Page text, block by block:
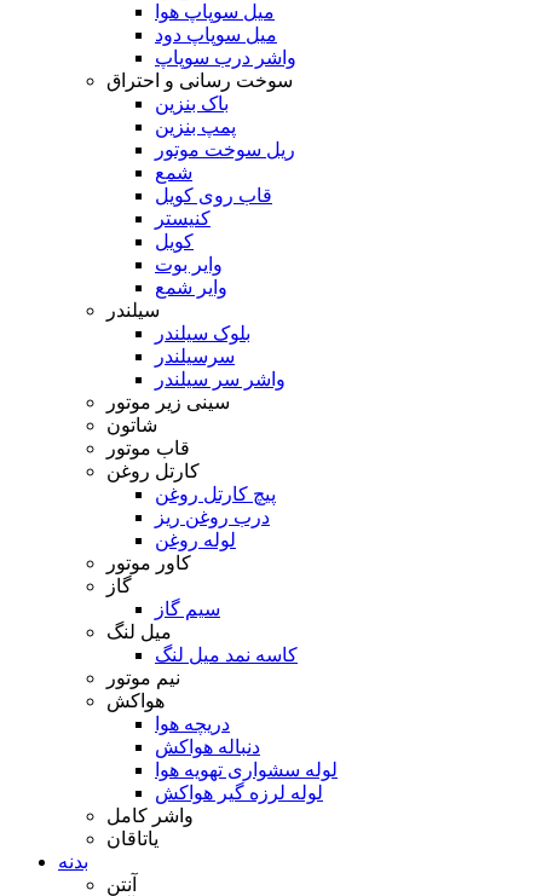
میل سوپاپ هوا
میل سوپاپ دود
واشر درب سوپاپ
سوخت رسانی و احتراق
باک بنزین
پمپ بنزین
ریل سوخت موتور
شمع
قاب روی کویل
کنیستر
کویل
وایر بوت
وایر شمع
سیلندر
بلوک سیلندر
سرسیلندر
واشر سر سیلندر
سینی زیر موتور
شاتون
قاب موتور
کارتل روغن
پیچ کارتل روغن
درب روغن ریز
لوله روغن
کاور موتور
گاز
سیم گاز
میل لنگ
کاسه نمد میل لنگ
نیم موتور
هواکش
دریچه هوا
دنباله هواکش
لوله سشواری تهویه هوا
لوله لرزه گیر هواکش
واشر کامل
یاتاقان
بدنه
آنتن